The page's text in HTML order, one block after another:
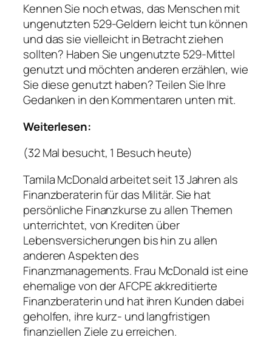
Kennen Sie noch etwas, das Menschen mit
ungenutzten 529-Geldern leicht tun können
und das sie vielleicht in Betracht ziehen
sollten? Haben Sie ungenutzte 529-Mittel
genutzt und möchten anderen erzählen, wie
Sie diese genutzt haben? Teilen Sie Ihre
Gedanken in den Kommentaren unten mit.
Weiterlesen:
(32 Mal besucht, 1 Besuch heute)
Tamila McDonald arbeitet seit 13 Jahren als
Finanzberaterin für das Militär. Sie hat
persönliche Finanzkurse zu allen Themen
unterrichtet, von Krediten über
Lebensversicherungen bis hin zu allen
anderen Aspekten des
Finanzmanagements. Frau McDonald ist eine
ehemalige von der AFCPE akkreditierte
Finanzberaterin und hat ihren Kunden dabei
geholfen, ihre kurz- und langfristigen
finanziellen Ziele zu erreichen.